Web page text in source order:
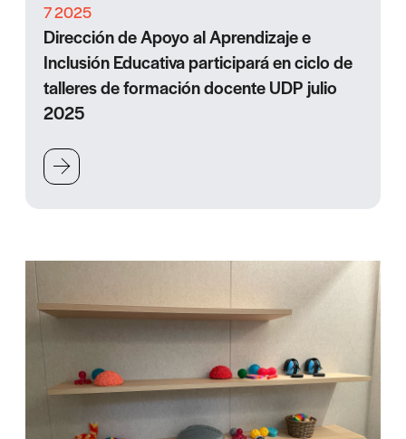
7 2025
Dirección de Apoyo al Aprendizaje e
Inclusión Educativa participará en ciclo de
talleres de formación docente UDP julio
2025